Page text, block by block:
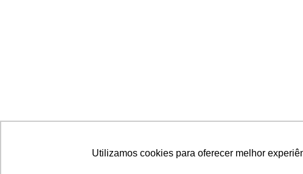
Utilizamos cookies para oferecer melhor